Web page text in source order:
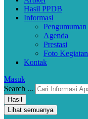
Hasil PPDB
Informasi
Pengumuman
Agenda
Prestasi
Foto Kegiatan
Kontak
Masuk
Search ...
Hasil
Lihat semuanya